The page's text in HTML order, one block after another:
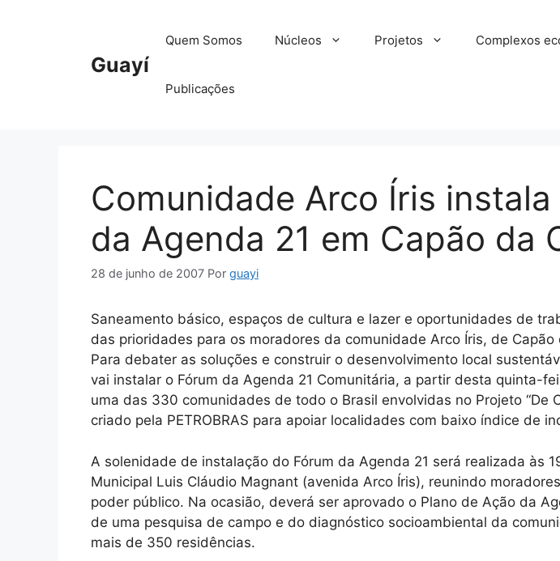
Guayí
Quem Somos Núcleos Projetos Complexos
Publicações
Comunidade Arco Íris instala
da Agenda 21 em Capão da
28 de junho de 2007 Por guayi
Saneamento básico, espaços de cultura e lazer e oportunidades de
das prioridades para os moradores da comunidade Arco Íris, de Capão
Para debater as soluções e construir o desenvolvimento local
vai instalar o Fórum da Agenda 21 Comunitária, a partir desta quinta-
uma das 330 comunidades de todo o Brasil envolvidas no Projeto “De
criado pela PETROBRAS para apoiar localidades com baixo índice de
A solenidade de instalação do Fórum da Agenda 21 será realizada às
Municipal Luis Cláudio Magnant (avenida Arco Íris), reunindo
poder público. Na ocasião, deverá ser aprovado o Plano de Ação da
de uma pesquisa de campo e do diagnóstico socioambiental da
mais de 350 residências.